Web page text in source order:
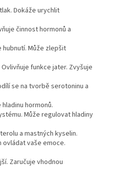
Dokáže urychlit
činnost hormonů a
Může zlepšit
funkce jater. Zvyšuje
se na tvorbě serotoninu a
hormonů.
Může regulovat hladiny
a mastných kyselin.
ovládat vaše emoce.
Zaručuje vhodnou